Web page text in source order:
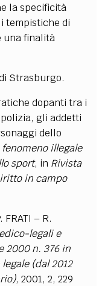
la specificità
tempistiche di
una finalità
Strasburgo.
dopanti tra i
gli addetti
dello
illegale
sport, in Rivista
in campo
FRATI – R.
legali e
2000 n. 376 in
(dal 2012
, 2001, 2, 229